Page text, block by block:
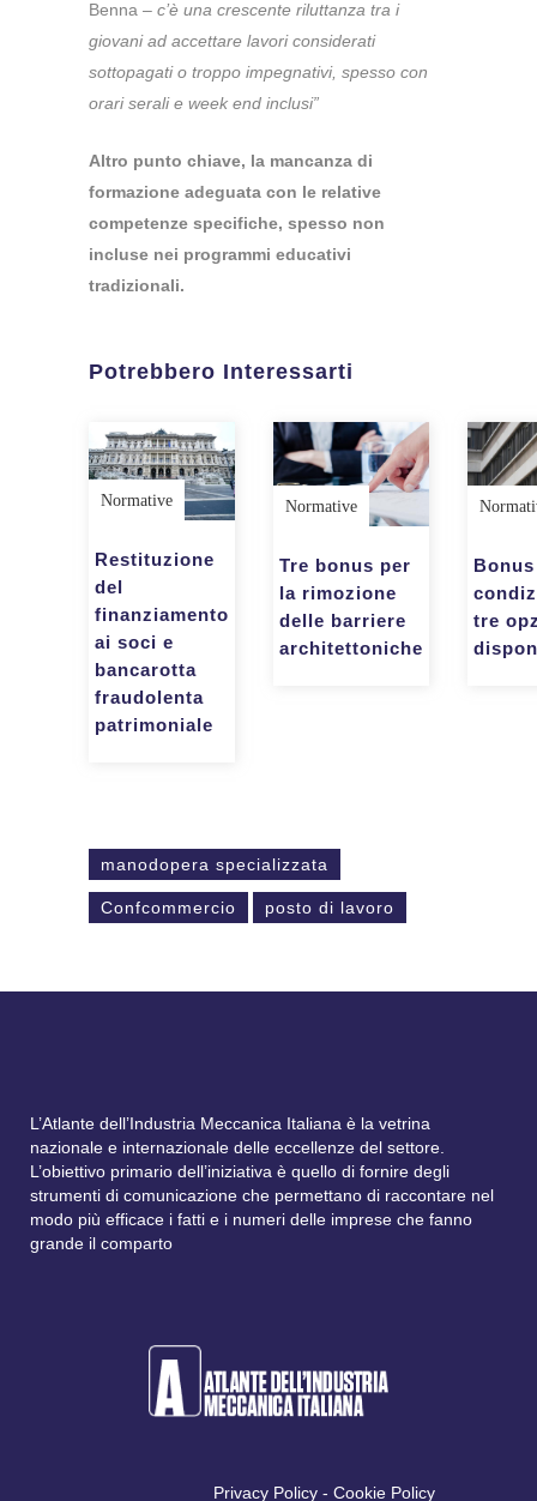
Benna – c’è una crescente riluttanza tra i
giovani ad accettare lavori considerati
sottopagati o troppo impegnativi, spesso con
orari serali e week end inclusi”
Altro punto chiave, la mancanza di
formazione adeguata con le relative
competenze specifiche, spesso non
incluse nei programmi educativi
tradizionali.
Potrebbero Interessarti
Normative
Restituzione
del
finanziamento
ai soci e
bancarotta
fraudolenta
patrimoniale
Normative
Tre bonus per
la rimozione
delle barriere
architettoniche
Bonus
tre
manodopera specializzata
Confcommercio posto di lavoro
L’Atlante dell’Industria Meccanica Italiana è la vetrina
nazionale e internazionale delle eccellenze del settore.
L’obiettivo primario dell’iniziativa è quello di fornire degli
strumenti di comunicazione che permettano di raccontare nel
modo più efficace i fatti e i numeri delle imprese che fanno
grande il comparto
Privacy Policy - Cookie Policy